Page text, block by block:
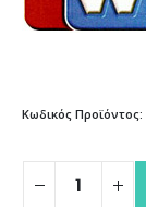
Κωδικός Προϊόντος: